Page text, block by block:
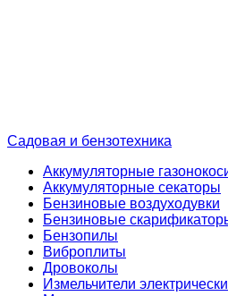
Садовая и бензотехника
Аккумуляторные
Аккумуляторные секаторы
Бензиновые воздуходувки
Бензиновые
Бензопилы
Виброплиты
Дровоколы
Измельчители